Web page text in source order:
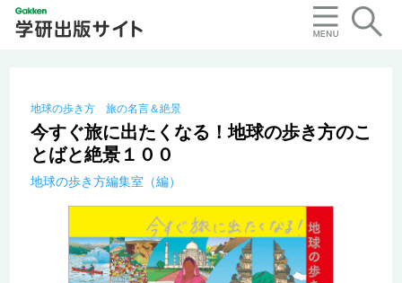
地球の歩き方 旅の名言＆絶景
今すぐ旅に出たくなる！地球の歩き方のこ
とばと絶景１００
地球の歩き方編集室（編）